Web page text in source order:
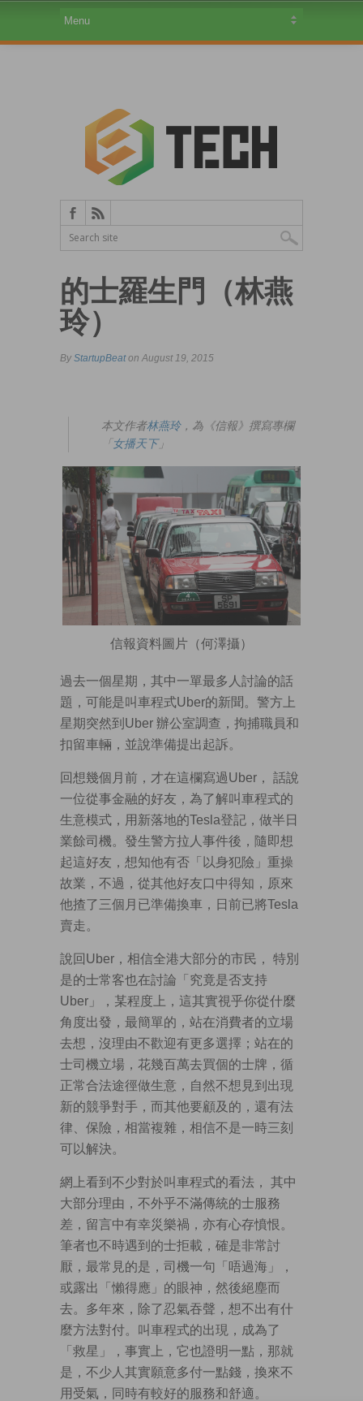
的士羅生門（林燕
玲）
By StartupBeaton August 19, 2015
本文作者林燕玲，為《信報》撰寫專欄
「 女播天下」
信報資料圖片（何澤攝）
過去一個星期，其中一單最多人討論的話
題，可能是叫車程式Uber的新聞。警方上
星期突然到Uber 辦公室調查，拘捕職員和
扣留車輛，並說準備提出起訴。
回想幾個月前，才在這欄寫過Uber， 話說
一位從事金融的好友，為了解叫車程式的
生意模式，用新落地的Tesla登記，做半日
業餘司機。發生警方拉人事件後，隨即想
起這好友，想知他有否「以身犯險」重操
故業，不過，從其他好友口中得知，原來
他揸了三個月已準備換車，日前已將Tesla
賣走。
說回Uber，相信全港大部分的市民， 特別
是的士常客也在討論「究竟是否支持
Uber」，某程度上，這其實視乎你從什麼
角度出發，最簡單的，站在消費者的立場
去想，沒理由不歡迎有更多選擇；站在的
士司機立場，花幾百萬去買個的士牌，循
正常合法途徑做生意，自然不想見到出現
新的競爭對手，而其他要顧及的，還有法
律、保險，相當複雜，相信不是一時三刻
可以解決。
網上看到不少對於叫車程式的看法， 其中
大部分理由，不外乎不滿傳統的士服務
差，留言中有幸災樂禍，亦有心存憤恨。
筆者也不時遇到的士拒載，確是非常討
厭，最常見的是，司機一句「唔過海」，
或露出「懶得應」的眼神，然後絕塵而
去。多年來，除了忍氣吞聲，想不出有什
麼方法對付。叫車程式的出現，成為了
「救星」，事實上，它也證明一點，那就
是，不少人其實願意多付一點錢，換來不
用受氣，同時有較好的服務和舒適。